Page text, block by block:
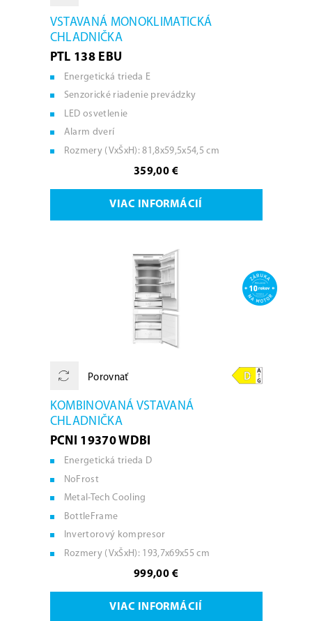
VSTAVANÁ MONOKLIMATICKÁ
CHLADNIČKA
PTL 138 EBU
Energetická trieda E
Senzorické riadenie prevádzky
LED osvetlenie
Alarm dverí
Rozmery (VxŠxH): 81,8x59,5x54,5 cm
359,00 €
VIAC INFORMÁCIÍ
Porovnať
KOMBINOVANÁ VSTAVANÁ
CHLADNIČKA
PCNI 19370 WDBI
Energetická trieda D
NoFrost
Metal-Tech Cooling
BottleFrame
Invertorový kompresor
Rozmery (VxŠxH): 193,7x69x55 cm
999,00 €
VIAC INFORMÁCIÍ